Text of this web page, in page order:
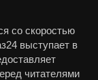
со скоростью
выступает в
читателями